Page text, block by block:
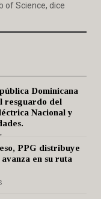
of Science, dice
Dominicana
resguardo del
Nacional y
PPG distribuye
en su ruta